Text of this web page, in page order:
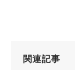
関連記事